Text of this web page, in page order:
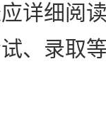
细阅读
、录取